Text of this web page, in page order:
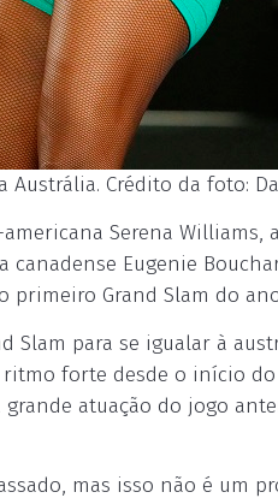
Crédito da foto:
Serena
Eugenie
primeiro Grand Slam do
Slam para se igualar à
forte desde o início
atuação do jogo
mas isso não é um